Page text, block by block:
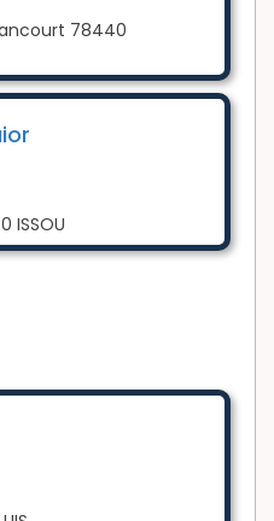
78440
ISSOU